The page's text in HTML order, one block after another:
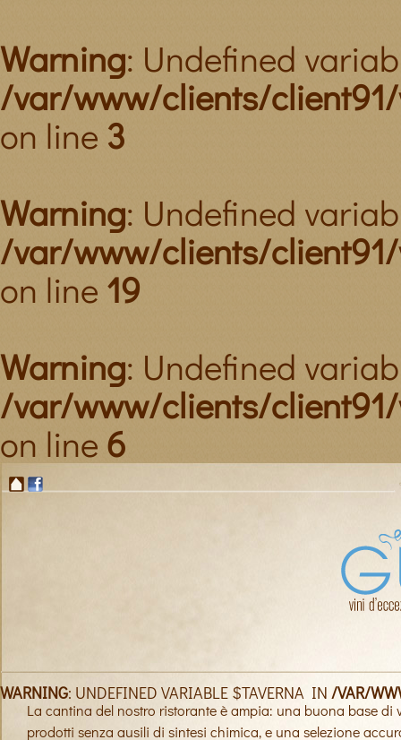
Warning: Undefined
/var/www/clients/
on line 3
Warning: Undefined
/var/www/clients/
on line 19
Warning: Undefined
/var/www/clients/
on line 6
WARNING: UNDEFINED VARIABLE $TAVERNA IN /VAR/
La cantina del nostro ristorante è ampia: una buona base
prodotti senza ausili di sintesi chimica, e una selezione